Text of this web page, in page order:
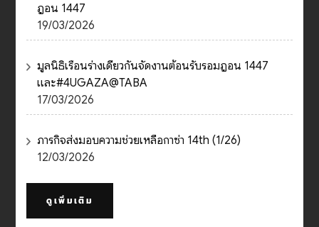
ฎอน 1447
19/03/2026
มูลนิธิเรือนร่างเดียวกันจัดงานต้อนรับรอมฎอน 1447
และ#4UGAZA@TABA
17/03/2026
ภารกิจส่งมอบความช่วยเหลือกาซ่า 14th (1/26)
12/03/2026